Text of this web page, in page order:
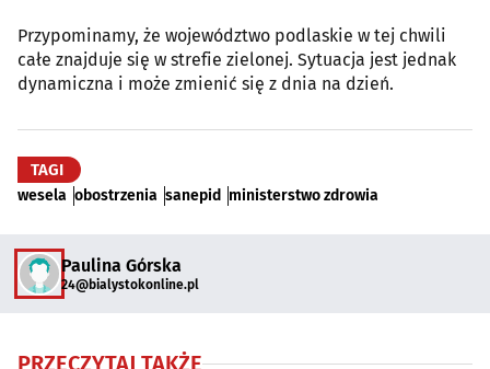
Przypominamy, że województwo podlaskie w tej chwili
całe znajduje się w strefie zielonej. Sytuacja jest jednak
dynamiczna i może zmienić się z dnia na dzień.
TAGI
wesela obostrzenia sanepid ministerstwo zdrowia
Paulina Górska
24@bialystokonline.pl